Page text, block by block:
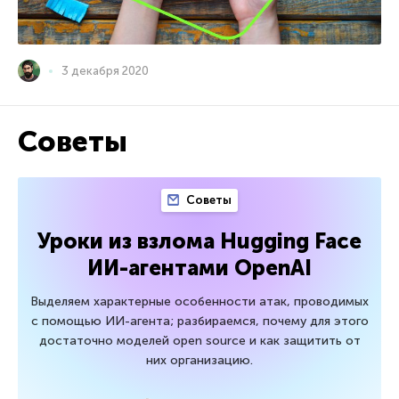
3 декабря 2020
Советы
Советы
Уроки из взлома Hugging Face
ИИ-агентами OpenAI
Выделяем характерные особенности атак, проводимых
с помощью ИИ-агента; разбираемся, почему для этого
достаточно моделей open source и как защитить от
них организацию.